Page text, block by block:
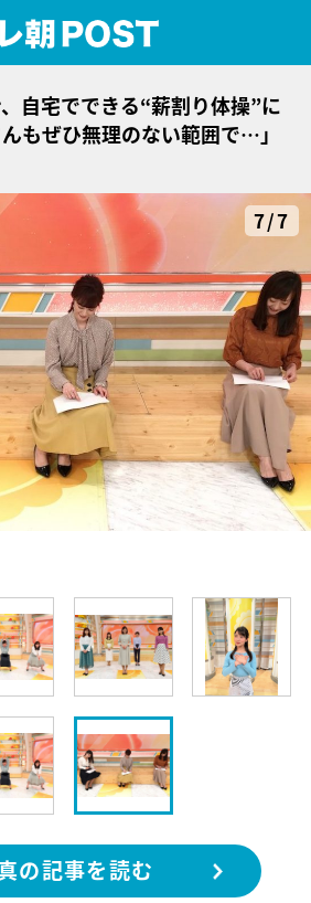
自宅でできる“薪割り体操”に
もぜひ無理のない範囲で…」
7/7
の記事を読む